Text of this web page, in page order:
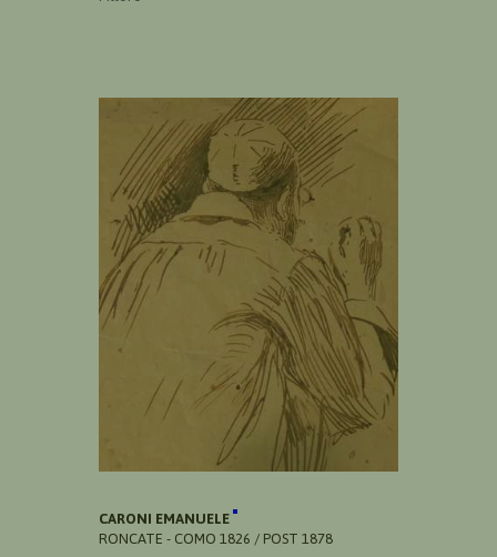
CARONI EMANUELE
RONCATE - COMO 1826 / POST 1878